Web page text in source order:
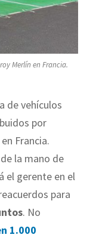
Merlín en Francia.
de vehículos
por
Francia.
de la mano de
el gerente en el
para
. No
1.000